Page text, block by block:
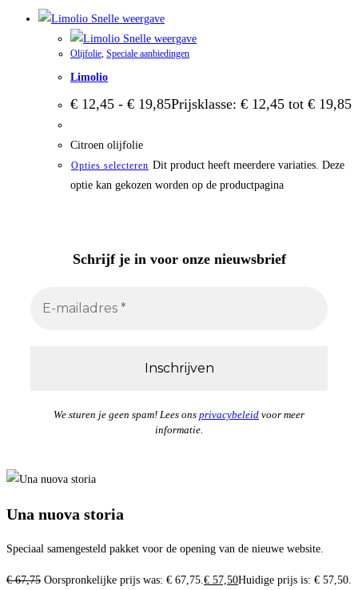
Snelle weergave
Snelle weergave
Olijfolie, Speciale aanbiedingen
Limolio
€ 12,45 - € 19,85Prijsklasse: € 12,45 tot € 19,85
Citroen olijfolie
Opties selecteren Dit product heeft meerdere variaties. Deze
optie kan gekozen worden op de productpagina
Schrijf je in voor onze nieuwsbrief
We sturen je geen spam! Lees ons privacybeleid voor meer
informatie.
Una nuova storia
Speciaal samengesteld pakket voor de opening van de nieuwe website.
€67,75 Oorspronkelijke prijs was: € 67,75. € 57,50Huidige prijs is: € 57,50.